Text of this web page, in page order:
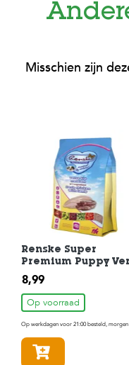
Misschien zijn
Renske Super
Premium Puppy
Kip Met Lam
Hondenvoer 600 gr
8,99
Op voorraad
Op werkdagen voor 21:00 besteld, morgen